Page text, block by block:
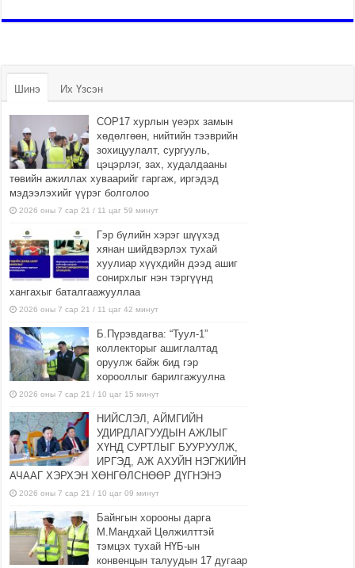
Шинэ Их Үзсэн
COP17 хурлын үеэрх замын
хөдөлгөөн, нийтийн тээврийн
зохицуулалт, сургууль,
цэцэрлэг, зах, худалдааны
төвийн ажиллах хуваарийг гаргаж, иргэдэд
мэдээлэхийг үүрэг болголоо
2026 оны 7 сар 21 / 11 цаг 59 минут
Гэр бүлийн хэрэг шүүхэд
хянан шийдвэрлэх тухай
хуулиар хүүхдийн дээд ашиг
сонирхлыг нэн тэргүүнд
хангахыг баталгаажууллаа
2026 оны 7 сар 21 / 11 цаг 42 минут
Б.Пүрэвдагва: “Туул-1”
коллекторыг ашиглалтад
оруулж байж бид гэр
хорооллыг барилгажуулна
2026 оны 7 сар 21 / 10 цаг 15 минут
НИЙСЛЭЛ, АЙМГИЙН
УДИРДЛАГУУДЫН АЖЛЫГ
ХҮНД СУРТЛЫГ БУУРУУЛЖ,
ИРГЭД, АЖ АХУЙН НЭГЖИЙН
АЧААГ ХЭРХЭН ХӨНГӨЛСНӨӨР ДҮГНЭНЭ
2026 оны 7 сар 21 / 10 цаг 09 минут
Байнгын хорооны дарга
М.Мандхай Цөлжилттэй
тэмцэх тухай НҮБ-ын
конвенцын талуудын 17 дугаар